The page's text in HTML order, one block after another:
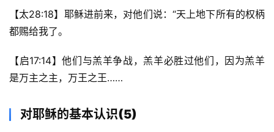
【太28:18】耶稣进前来，对他们说：“天上地下所有的权柄
都赐给我了。
【启17:14】他们与羔羊争战，羔羊必胜过他们，因为羔羊
是万主之主，万王之王……
对耶稣的基本认识(5)